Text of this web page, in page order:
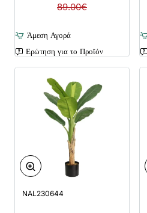
89.00€
Άμεση Αγορά
Ερώτηση για το Προϊόν
NAL230644